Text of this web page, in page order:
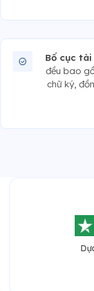
Bố cục tài
đều bao
chữ ký,